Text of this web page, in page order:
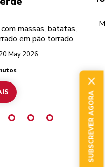
massas, batatas,
em pão torrado.
May 2026
SUBSCREVER AGORA